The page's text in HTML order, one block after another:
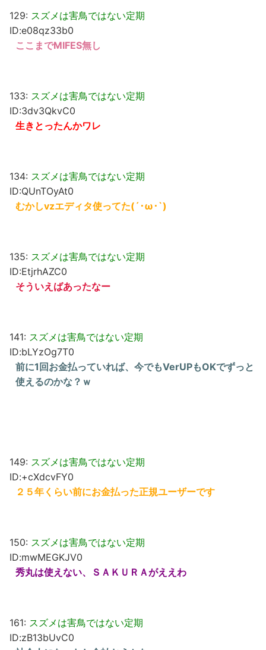
129: スズメは害鳥ではない定期
ID:e08qz33b0
ここまでMIFES無し
133: スズメは害鳥ではない定期
ID:3dv3QkvC0
生きとったんかワレ
134: スズメは害鳥ではない定期
ID:QUnTOyAt0
むかしvzエディタ使ってた(´･ω･`)
135: スズメは害鳥ではない定期
ID:EtjrhAZC0
そういえばあったなー
141: スズメは害鳥ではない定期
ID:bLYzOg7T0
前に1回お金払っていれば、今でもVerUPもOKでずっと
使えるのかな？ｗ
149: スズメは害鳥ではない定期
ID:+cXdcvFY0
２５年くらい前にお金払った正規ユーザーです
150: スズメは害鳥ではない定期
ID:mwMEGKJV0
秀丸は使えない、ＳＡＫＵＲＡがええわ
161: スズメは害鳥ではない定期
ID:zB13bUvC0